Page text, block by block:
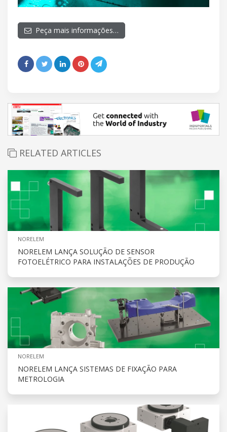
Peça mais informações…
RELATED ARTICLES
NORELEM
NORELEM LANÇA SOLUÇÃO DE SENSOR
FOTOELÉTRICO PARA INSTALAÇÕES DE PRODUÇÃO
NORELEM
NORELEM LANÇA SISTEMAS DE FIXAÇÃO PARA
METROLOGIA